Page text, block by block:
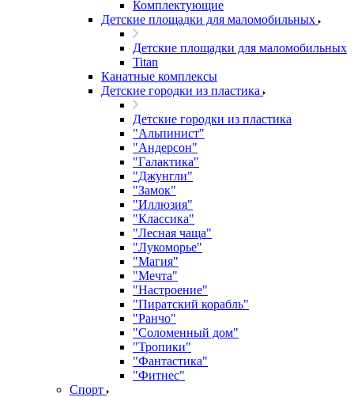
Комплектующие
Детские площадки для маломобильных
Детские площадки для маломобильных
Titan
Канатные комплексы
Детские городки из пластика
Детские городки из пластика
"Альпинист"
"Андерсон"
"Галактика"
"Джунгли"
"Замок"
"Иллюзия"
"Классика"
"Лесная чаща"
"Лукоморье"
"Магия"
"Мечта"
"Настроение"
"Пиратский корабль"
"Ранчо"
"Соломенный дом"
"Тропики"
"Фантастика"
"Фитнес"
Спорт